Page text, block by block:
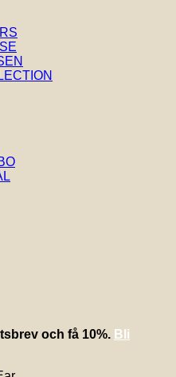
och få 10%. Bli